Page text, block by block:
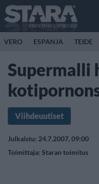
VERO ESPANJA TEIDE
Supermalli
Viihdeuutiset
Julkaistu: 24.7.2007, 09:00
Toimittaja: Staran toimitus